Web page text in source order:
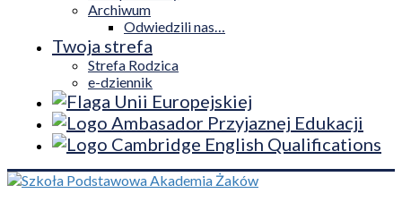
Archiwum
Odwiedzili nas…
Twoja strefa
Strefa Rodzica
e-dziennik